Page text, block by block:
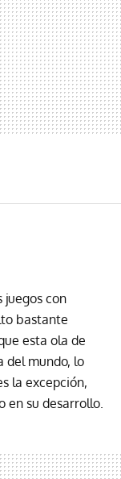
juegos con
bastante
esta ola de
del mundo, lo
la excepción,
en su desarrollo.